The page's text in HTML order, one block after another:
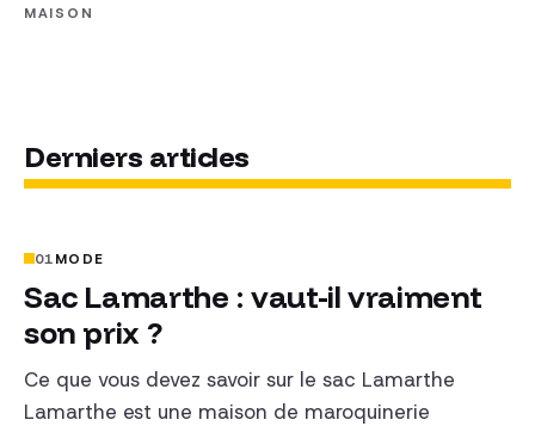
MAISON
Derniers articles
01MODE
Sac Lamarthe : vaut-il vraiment
son prix ?
Ce que vous devez savoir sur le sac Lamarthe
Lamarthe est une maison de maroquinerie